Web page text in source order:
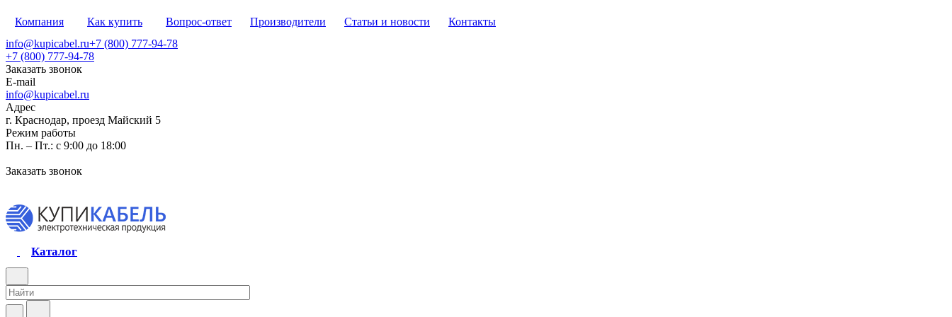
Компания Как купить Вопрос-ответ Производители Статьи и новости
Контакты
info@kupicabel.ru+7 (800) 777-94-78
+7 (800) 777-94-78
Заказать звонок
E-mail
info@kupicabel.ru
Адрес
г. Краснодар, проезд Майский 5
Режим работы
Пн. – Пт.: с 9:00 до 18:00
Заказать звонок
Каталог